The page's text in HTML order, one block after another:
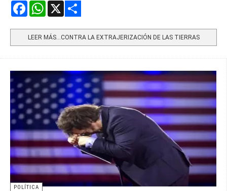
FacebookWhatsApp
LEER MÁS…CONTRA LA EXTRAJERIZACIÓN DE LAS TIERRAS
POLÍTICA